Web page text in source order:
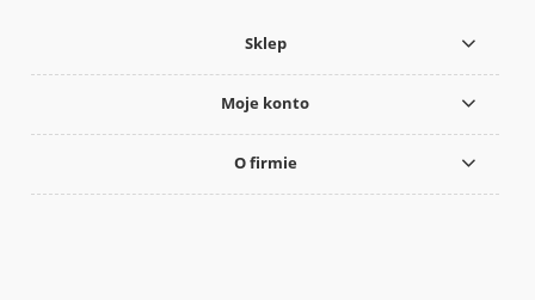
Sklep
Moje konto
O firmie